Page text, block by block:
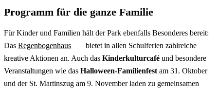
Programm für die ganze Familie
Für Kinder und Familien hält der Park ebenfalls Besonderes bereit:
Das Regenbogenhaus
bietet in allen Schulferien zahlreiche
kreative Aktionen an. Auch das Kinderkulturcafé und besondere
Veranstaltungen wie das Halloween-Familienfest am 31. Oktober
und der St. Martinszug am 9. November laden zu gemeinsamen